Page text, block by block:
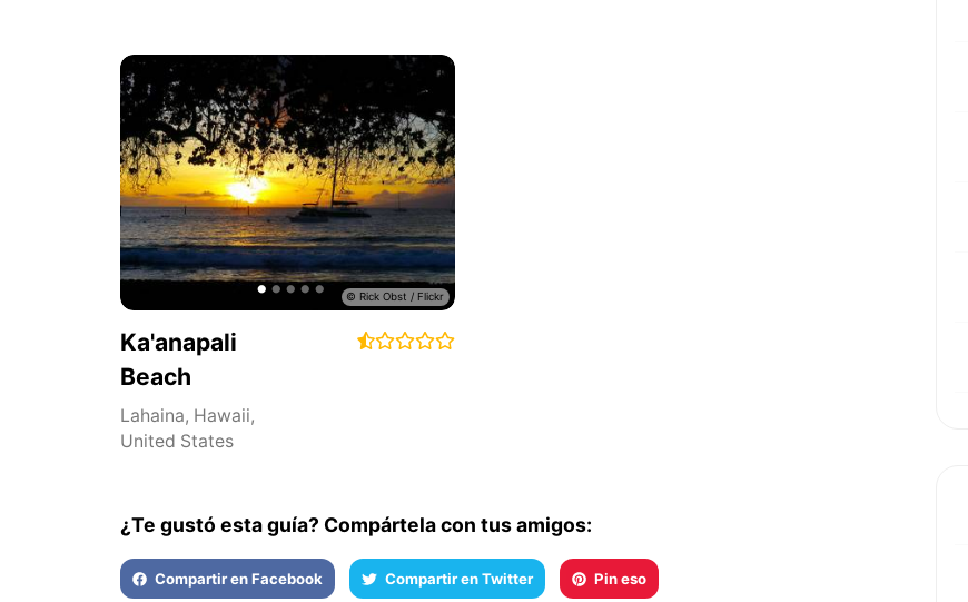
Ka'anapali
Beach
Lahaina, Hawaii,
United States
¿Te gustó esta guía? Compártela con tus amigos:
Compartir en Facebook Compartir en Twitter Pin eso